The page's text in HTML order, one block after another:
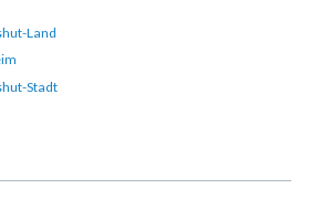
Land
Stadt